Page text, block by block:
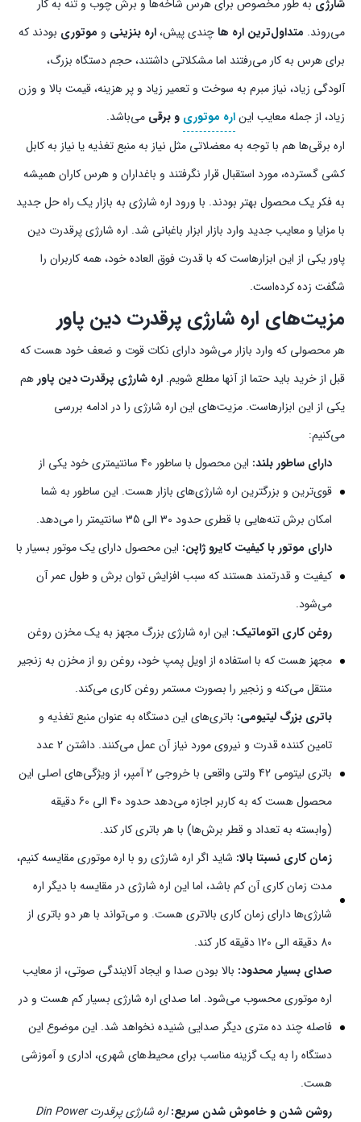
شارژی به طور مخصوص برای هرس شاخه‌ها و برش چوب و تنه به کار
می‌روند. متداول‌ترین اره ها چندی پیش،اره بنزینی و موتوری بودند که
برای هرس به کار می‌رفتند اما مشکلاتی داشتند، حجم دستگاه بزرگ،
آلودگی زیاد، نیاز مبرم به سوخت و تعمیر زیاد و پر هزینه، قیمت بالا و وزن
زیاد، از جمله معایب ایناره موتوری و برقی می‌باشد.
اره برقی‌ها هم با توجه به معضلاتی مثل نیاز به منبع تغذیه یا نیاز به کابل
کشی گسترده، مورد استقبال قرار نگرفتند و باغداران و هرس کاران همیشه
به فکر یک محصول بهتر بودند. با ورود اره شارژی به بازار یک راه حل جدید
با مزایا و معایب جدید وارد بازار ابزار باغبانی شد. اره شارژی پرقدرت دین
پاور یکی از این ابزارهاست که با قدرت فوق العاده خود، همه کاربران را
شگفت زده کرده‌است.
مزیت‌های اره شارژی پرقدرت دین پاور
هر محصولی که وارد بازار می‌شود دارای نکات قوت و ضعف خود هست که
قبل از خرید باید حتما از آنها مطلع شویم. اره شارژی پرقدرت دین پاورهم
یکی از این ابزارهاست. مزیت‌های این اره شارژی را در ادامه بررسی
می‌کنیم:
دارای ساطور بلند:
این محصول با ساطور 40 سانتیمتری خود یکی از
قوی‌ترین و بزرگترین اره شارژی‌های بازار هست. این ساطور به شما
امکان برش تنه‌هایی با قطری حدود 30 الی 35 سانتیمتر را می‌دهد.
دارای موتور با کیفیت کایرو ژاپن: این محصول دارای یک موتور بسیار با
کیفیت و قدرتمند هستند که سبب افزایش توان برش و طول عمر آن
می‌شود.
روغن کاری اتوماتیک: این اره شارژی بزرگ مجهز به یک مخزن روغن
مجهز هست که با استفاده از اویل پمپ خود، روغن رو از مخزن به زنجیر
منتقل می‌کنه و زنجیر را بصورت مستمر روغن کاری می‌کند.
باتری‌ بزرگ لیتیومی: باتری‌های این دستگاه به عنوان منبع تغذیه و
تامین کننده قدرت و نیروی مورد نیاز آن عمل می‌کنند. داشتن 2 عدد
باتری لیتومی 42 ولتی واقعی با خروجی 2 آمپر، از ویژگی‌های اصلی این
محصول هست که به کاربر اجازه می‌دهد حدود 40 الی 60 دقیقه
(وابسته به تعداد و قطر برش‌ها) با هر باتری کار کند.
زمان کاری نسبتا بالا: شاید اگر اره شارژی رو با اره موتوری مقایسه کنیم،
مدت زمان کاری آن کم باشد، اما این اره شارژی در مقایسه با دیگر اره
شارژی‌ها دارای زمان کاری بالاتری هست. و می‌تواند با هر دو باتری از
80 دقیقه الی 120 دقیقه کار کند.
صدای بسیار محدود: بالا بودن صدا و ایجاد آلایندگی صوتی، از معایب
اره موتوری محسوب می‌شود. اما صدای اره شارژی بسیار کم هست و در
فاصله چند ده متری دیگر صدایی شنیده نخواهد شد. این موضوع این
دستگاه را به یک گزینه مناسب برای محیط‌های شهری، اداری و آموزشی
هست.
روشن شدن و خاموش شدن سریع:‌ اره شارژی پرقدرت Din Power